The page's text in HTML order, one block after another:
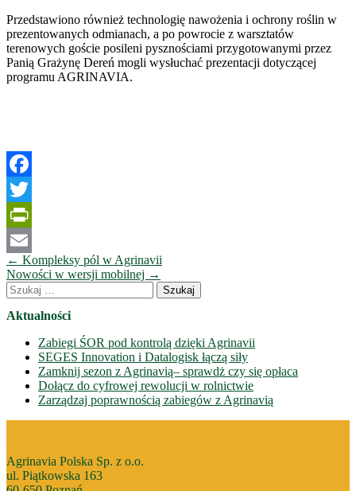
Przedstawiono również technologię nawożenia i ochrony roślin w
prezentowanych odmianach, a po powrocie z warsztatów
terenowych goście posileni pysznościami przygotowanymi przez
Panią Grażynę Dereń mogli wysłuchać prezentacji dotyczącej
programu AGRINAVIA.
Facebook
Twitter
PrintFriendly
Email
Nawigacja
wpisów
← Kompleksy pól w Agrinavii
Nowości w wersji mobilnej →
Szukaj:
Aktualności
Zabiegi ŚOR pod kontrolą dzięki Agrinavii
SEGES Innovation i Datalogisk łączą siły
Zamknij sezon z Agrinavią– sprawdż czy się opłaca
Dołącz do cyfrowej rewolucji w rolnictwie
Zarządzaj poprawnością zabiegów z Agrinavią
Agrinavia Polska Sp. z o.o.
ul. Piątkowska 163